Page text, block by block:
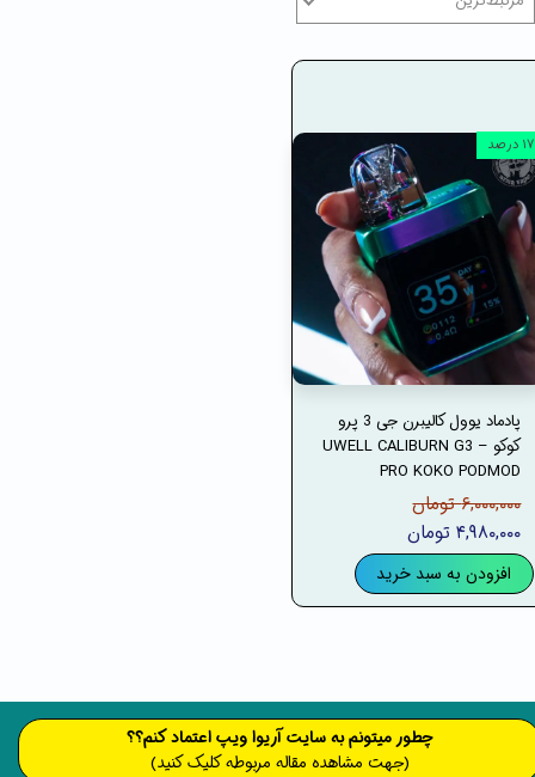
پادماد یوول کالیبرن جی 3 پرو
کوکو – UWELL CALIBURN G3
PRO KOKO PODMOD
۶,۰۰۰,۰۰۰ تومان
۴,۹۸۰,۰۰۰ تومان
افزودن به سبد خرید
۱۷ درصد
​​​چطور میتونم به سایت آریوا ویپ اعتماد کنم؟؟
(جهت مشاهده مقاله مربوطه کلیک کنید)